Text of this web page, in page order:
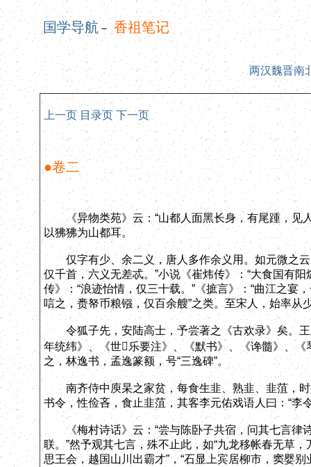
国学导航 － 香祖笔记
两汉魏晋南
上一页 目录页 下一页
●卷二
《异物类苑》云：“山都人面黑长身，有尾踵，见人
以狒狒为山都耳。
仅字有少、余二义，唐人多作余义用。如元微之云
仅千首，六义无差忒。”小说《崔炜传》：“大食国有
传》：“浪迹怡情，仅三十载。”《摭言》：“曲江之宴
唁之，赉帑币粮镪，仅百余艘”之类。至宋人，始率从
令狐子先，安陆高士，予尝著之《古欢录》矣。王
年统纬》、《世乐要注》、《默书》、《谗髓》、
之，林逸书，孟逸篆额，号“三逸碑”。
南齐侍中庾杲之家贫，每食生韭、熟韭、韭菹，时
书令，性俭吝，食止韭菹，其客李元佑戏语人曰：“李
《梅村诗话》云：“尝与陈卧子共宿，问其七言律诗
联。”然予观其七言，殊不止此，如“九龙移帐春无草
思王会，越国山川出霸才”，“石显上宾居柳市，窦婴